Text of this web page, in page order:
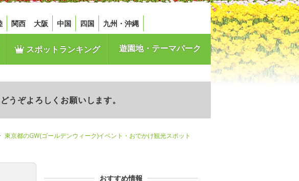
関西 大阪 中国 四国 九州・沖縄
スポットランキング 遊園地・テーマパーク
うぞよろしくお願いします。
東京都のGW(ゴールデンウィーク)イベント・おでかけ観光スポット
おすすめ情報